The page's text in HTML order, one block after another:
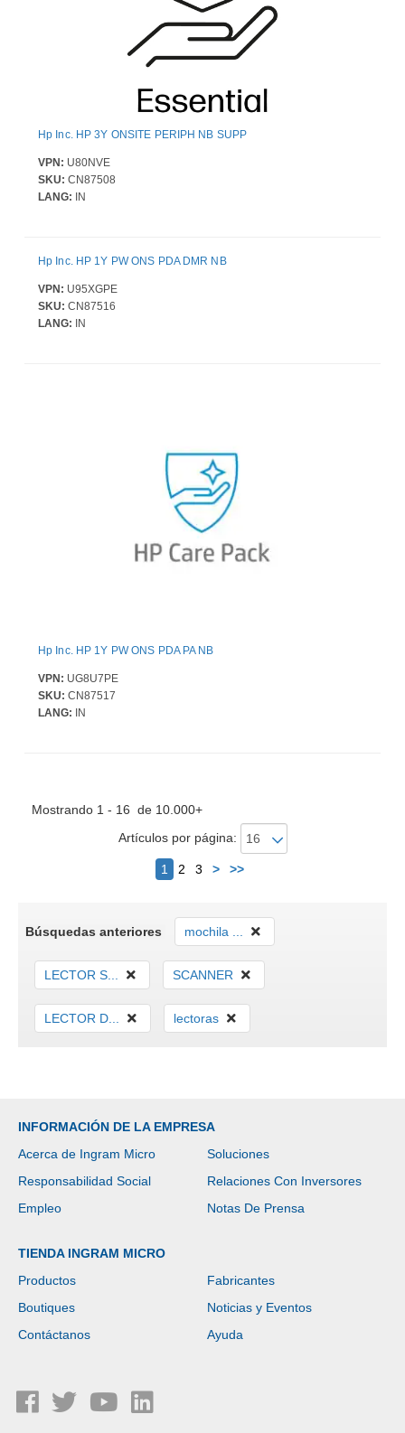
Hp Inc. HP 3Y ONSITE PERIPH NB SUPP
VPN: U80NVE
SKU: CN87508
LANG: IN
Hp Inc. HP 1Y PW ONS PDA DMR NB
VPN: U95XGPE
SKU: CN87516
LANG: IN
Hp Inc. HP 1Y PW ONS PDA PA NB
VPN: UG8U7PE
SKU: CN87517
LANG: IN
Mostrando 1 - 16 de 10.000+
Artículos por página:
1 2 3 > >>Siguiente
Búsquedas anteriores mochila ...
LECTOR S... SCANNER
LECTOR D... lectoras
INFORMACIÓN DE LA EMPRESA
Acerca de Ingram Micro
Soluciones
Responsabilidad Social
Relaciones Con Inversores
Empleo
Notas De Prensa
TIENDA INGRAM MICRO
Productos
Fabricantes
Boutiques
Noticias y Eventos
Contáctanos
Ayuda